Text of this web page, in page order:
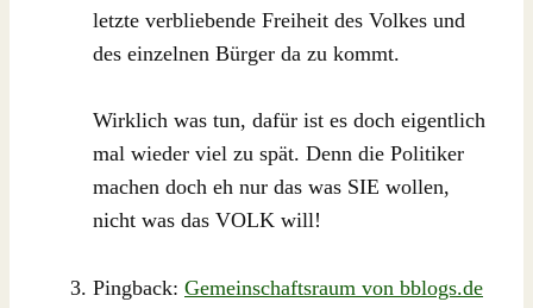
letzte verbliebende Freiheit des Volkes und
des einzelnen Bürger da zu kommt.
Wirklich was tun, dafür ist es doch eigentlich
mal wieder viel zu spät. Denn die Politiker
machen doch eh nur das was SIE wollen,
nicht was das VOLK will!
Pingback: Gemeinschaftsraum von bblogs.de